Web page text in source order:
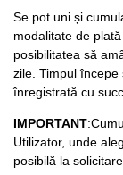
Se pot uni și
modalitate de
posibilitatea să
zile. Timpul
înregistrată cu
IMPORTANT
Utilizator, unde
posibilă la